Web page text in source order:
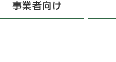
事業者向け